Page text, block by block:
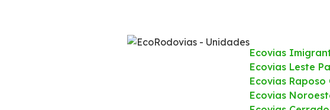
Ecovias
Ecovias Leste
Ecovias Raposo
Ecovias